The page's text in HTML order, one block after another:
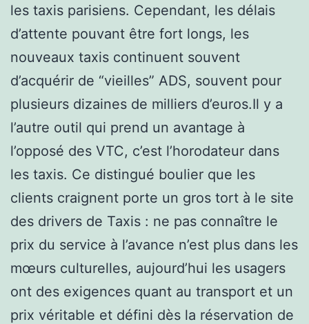
les taxis parisiens. Cependant, les délais
d’attente pouvant être fort longs, les
nouveaux taxis continuent souvent
d’acquérir de “vieilles” ADS, souvent pour
plusieurs dizaines de milliers d’euros.Il y a
l’autre outil qui prend un avantage à
l’opposé des VTC, c’est l’horodateur dans
les taxis. Ce distingué boulier que les
clients craignent porte un gros tort à le site
des drivers de Taxis : ne pas connaître le
prix du service à l’avance n’est plus dans les
mœurs culturelles, aujourd’hui les usagers
ont des exigences quant au transport et un
prix véritable et défini dès la réservation de